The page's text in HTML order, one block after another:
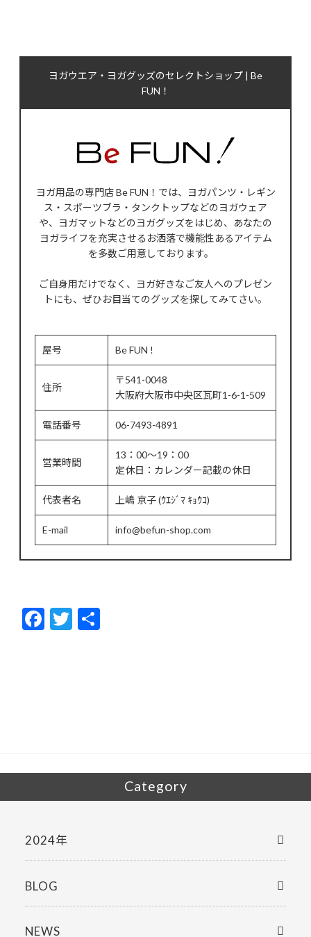
ヨガウエア・ヨガグッズのセレクトショップ | Be
FUN！
ヨガ用品の専門店 Be FUN！では、ヨガパンツ・レギン
ス・スポーツブラ・タンクトップなどのヨガウェア
や、ヨガマットなどのヨガグッズをはじめ、あなたの
ヨガライフを充実させるお洒落で機能性あるアイテム
を多数ご用意しております。
ご自身用だけでなく、ヨガ好きなご友人へのプレゼン
トにも、ぜひお目当てのグッズを探してみてさい。
屋号 Be FUN !
住所
〒541-0048
大阪府大阪市中央区瓦町1-6-1-509
電話番号 06-7493-4891
営業時間
13：00～19：00
定休日：カレンダー記載の休日
代表者名 上嶋 京子 (ｳｴｼﾞﾏ ｷｮｳｺ)
E-mail info@befun-shop.com
F
T
Category
2024年
BLOG
NEWS